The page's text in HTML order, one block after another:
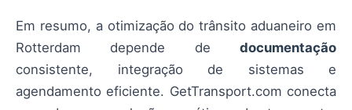
Em resumo, a otimização do trânsito aduaneiro em
Rotterdam depende de documentação
consistente, integração de sistemas e
agendamento eficiente. GetTransport.com conecta